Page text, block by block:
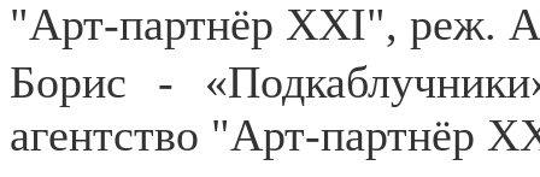
"Арт-партнёр ХХI", реж.
Борис -
агентство "Арт-партнёр